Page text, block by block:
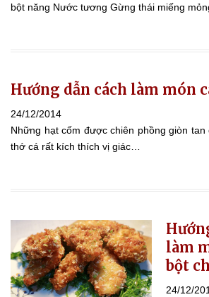
bột năng Nước tương Gừng thái miếng
Hướng dẫn cách làm món
24/12/2014
Những hạt cốm được chiên phồng giòn tan
thớ cá rất kích thích vị giác…
làm
bột
24/12/